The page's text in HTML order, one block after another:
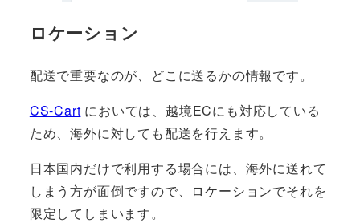
ロケーション
配送で重要なのが、どこに送るかの情報です。
CS-Cart においては、越境ECにも対応している
ため、海外に対しても配送を行えます。
日本国内だけで利用する場合には、海外に送れて
しまう方が面倒ですので、ロケーションでそれを
限定してしまいます。